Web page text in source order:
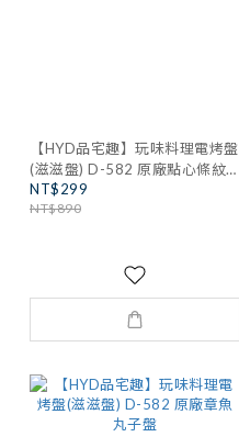
【HYD品宅趣】玩味料理電烤盤
(滋滋盤) D-582 原廠點心條紋
盤
NT$299
NT$890